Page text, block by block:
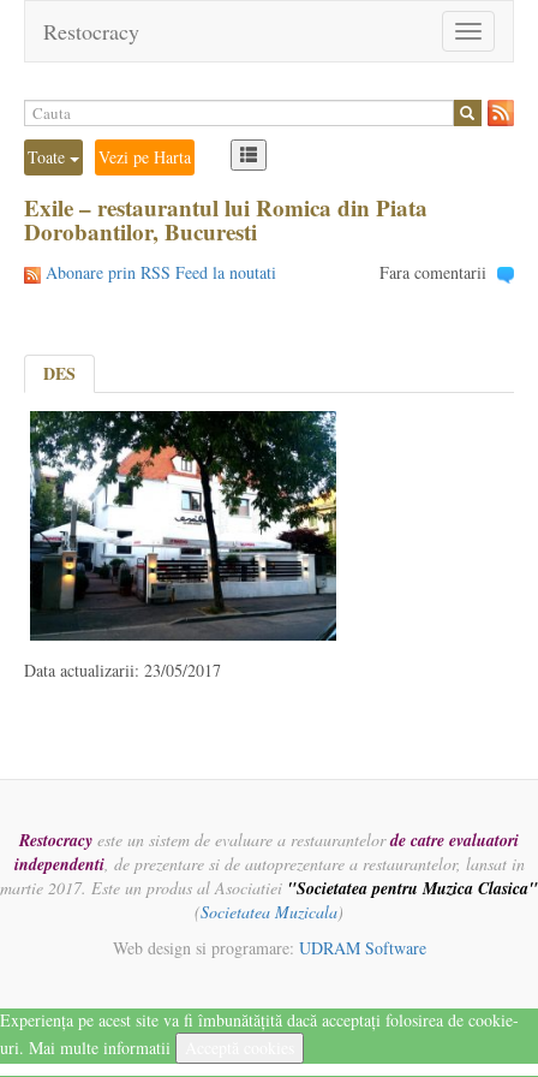
Toggle
navigation
Restocracy
Toate Vezi pe Harta
Exile – restaurantul lui Romica din Piata
Dorobantilor, Bucuresti
Abonare prin RSS Feed la noutati Fara comentarii
DES
Data actualizarii: 23/05/2017
Restocracy este un sistem de evaluare a restaurantelorde catre evaluatori
independenti, de prezentare si de autoprezentare a restaurantelor, lansat in
martie 2017. Este un produs al Asociatiei "Societatea pentru Muzica Clasica"
(Societatea Muzicala)
Web design si programare: UDRAM Software
Experiența pe acest site va fi îmbunătățită dacă acceptați folosirea de cookie-
uri. Mai multe informatii